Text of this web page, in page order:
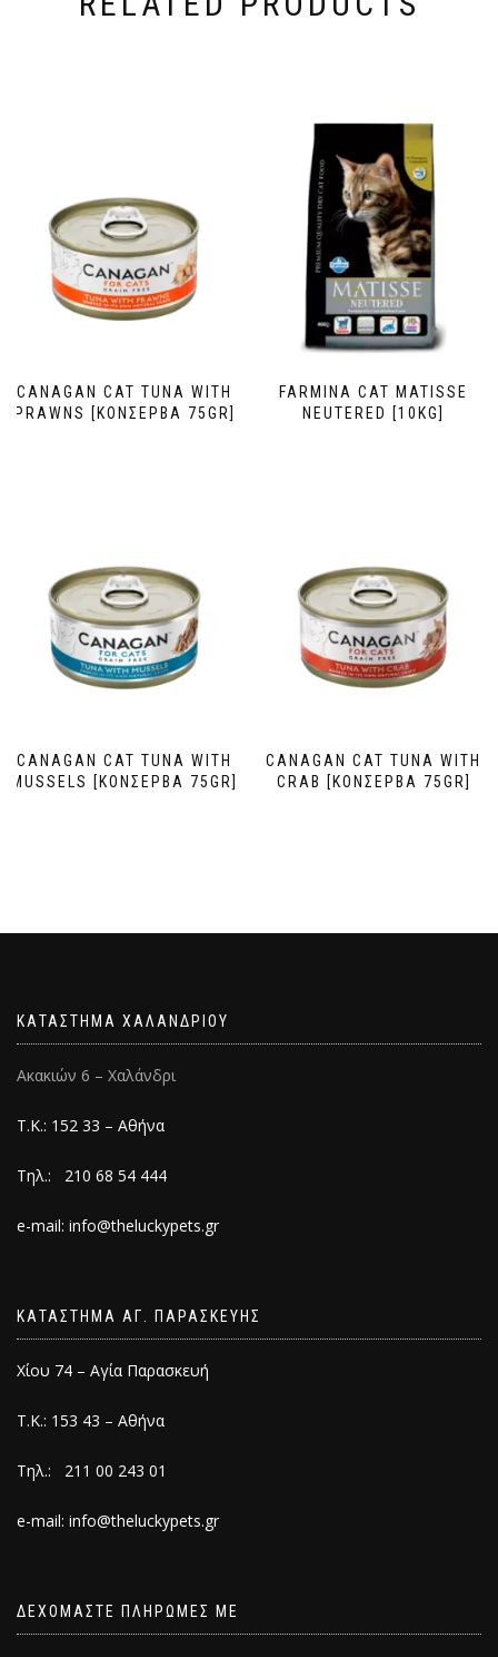
CANAGAN CAT TUNA WITH
PRAWNS [ΚΟΝΣΕΡΒΑ 75GR]
FARMINA CAT MATISSE
NEUTERED [10KG]
CANAGAN CAT TUNA WITH
MUSSELS [ΚΟΝΣΕΡΒΑ 75GR]
CANAGAN CAT TUNA WITH
CRAB [ΚΟΝΣΕΡΒΑ 75GR]
ΚΑΤΑΣΤΗΜΑ ΧΑΛΑΝΔΡΙΟΥ
Ακακιών 6 – Χαλάνδρι
Τ.Κ.: 152 33 – Αθήνα
Τηλ.: 210 68 54 444
e-mail: info@theluckypets.gr
ΚΑΤΑΣΤΗΜΑ ΑΓ. ΠΑΡΑΣΚΕΥΗΣ
Χίου 74 – Αγία Παρασκευή
Τ.Κ.: 153 43 – Αθήνα
Τηλ.: 211 00 243 01
e-mail: info@theluckypets.gr
ΔΕΧΟΜΑΣΤΕ ΠΛΗΡΩΜΕΣ ΜΕ